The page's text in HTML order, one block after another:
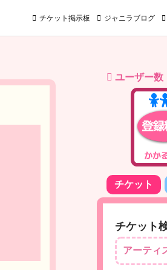
チケット掲示板 ジャニラブログ
ユーザー数
チケット
チケット